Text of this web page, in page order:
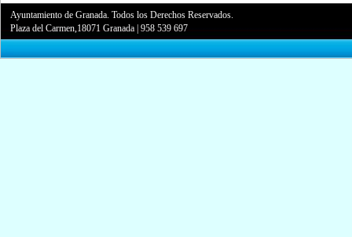
Ayuntamiento de Granada. Todos los Derechos Reservados.
Plaza del Carmen,18071 Granada |958 539 697